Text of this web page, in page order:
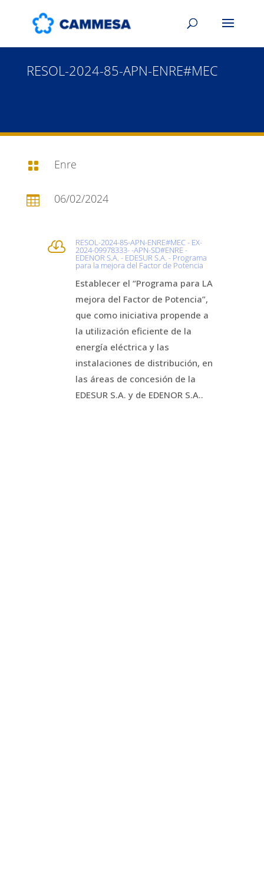
RESOL-2024-85-APN-ENRE#MEC
 Enre
 06/02/2024
 RESOL-2024-85-APN-ENRE#MEC - EX-
2024-09978333- -APN-SD#ENRE -
EDENOR S.A. - EDESUR S.A. - Programa
para la mejora del Factor de Potencia
Establecer el “Programa para LA
mejora del Factor de Potencia”,
que como iniciativa propende a
la utilización eficiente de la
energía eléctrica y las
instalaciones de distribución, en
las áreas de concesión de la
EDESUR S.A. y de EDENOR S.A..